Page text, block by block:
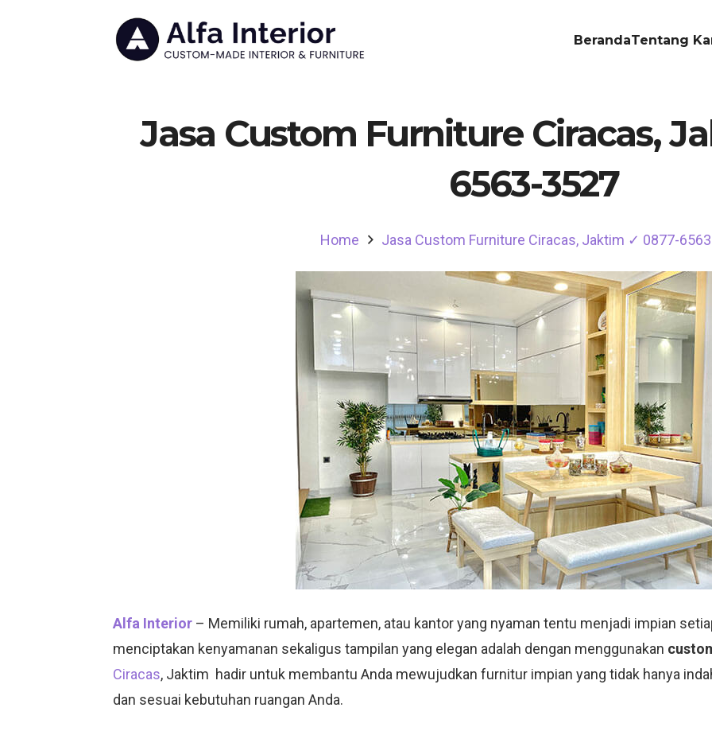
BerandaTentang
Jasa Custom Furniture Ciracas,
6563-3527
Home Jasa Custom Furniture Ciracas, Jaktim ✓ 0877-
Alfa Interior – Memiliki rumah, apartemen, atau kantor yang nyaman tentu menjadi impian
menciptakan kenyamanan sekaligus tampilan yang elegan adalah dengan menggunakan
Ciracas, Jaktim hadir untuk membantu Anda mewujudkan furnitur impian yang tidak hanya
dan sesuai kebutuhan ruangan Anda.